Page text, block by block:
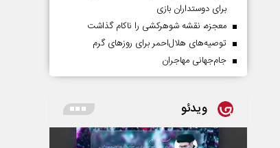
برای دوستداران بازی
معجزه، نقشه شوهرکشی را ناکام گذاشت
توصیه‌های هلال‌احمر برای روز‌های گرم
جام‌جهانی مهاجران
ویدئو